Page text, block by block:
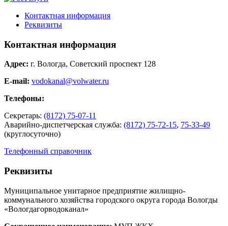
Контактная информация
Реквизиты
Контактная информация
Адрес: г. Вологда, Советский проспект 128
E-mail: vodokanal@volwater.ru
Телефоны:
Секретарь: (8172) 75-07-11
Аварийно-диспетчерская служба: (8172) 75-72-15, 75-33-49
(круглосуточно)
Телефонный справочник
Реквизиты
Муниципальное унитарное предприятие жилищно-
коммунального хозяйства городского округа города Вологды
«Вологдагорводоканал»